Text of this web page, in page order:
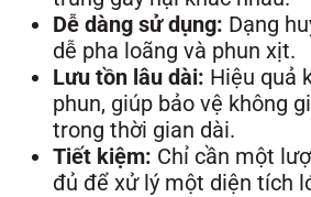
Dễ dàng sử dụng: Dạng
dễ pha loãng và phun xịt.
Lưu tồn lâu dài: Hiệu quả
phun, giúp bảo vệ không
trong thời gian dài.
Tiết kiệm: Chỉ cần một
đủ để xử lý một diện tích